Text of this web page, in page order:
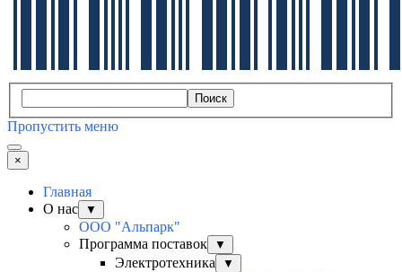
Поиск
Пропустить меню
×
Главная
О нас
▼
ООО "Альпарк"
Программа поставок
▼
Электротехника ▼